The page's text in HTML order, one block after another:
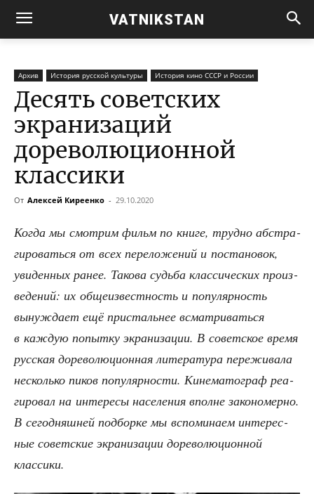
VATNIKSTAN
Архив История русской культуры История кино СССР и России
Десять советских
экранизаций
дореволюционной
классики
От Алексей Киреенко - 29.10.2020
Когда мы смот­рим фильм по кни­ге, труд­но абстра­
ги­ро­вать­ся от всех пере­ло­же­ний и поста­но­вок,
уви­ден­ных ранее. Тако­ва судь­ба клас­си­че­ских про­из­
ве­де­ний: их обще­из­вест­ность и попу­ляр­ность
вынуж­да­ет ещё при­сталь­нее всмат­ри­вать­ся
в каж­дую попыт­ку экра­ни­за­ции. В совет­ское вре­мя
рус­ская доре­во­лю­ци­он­ная лите­ра­ту­ра пере­жи­ва­ла
несколь­ко пиков попу­ляр­но­сти. Кине­ма­то­граф реа­
ги­ро­вал на инте­ре­сы насе­ле­ния вполне зако­но­мер­но.
В сего­дняш­ней под­бор­ке мы вспо­ми­на­ем инте­рес­
ные совет­ские экра­ни­за­ции доре­во­лю­ци­он­ной
классики.